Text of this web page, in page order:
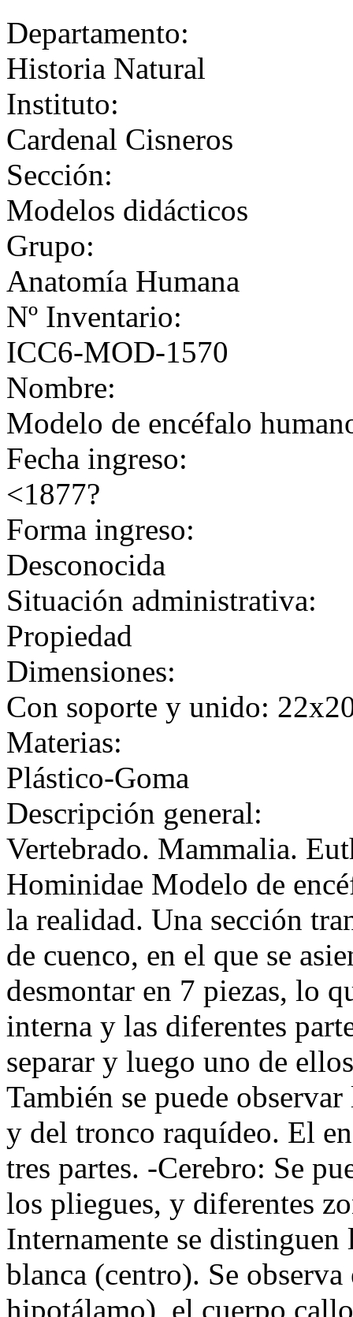
Departamento:
Historia Natural
Instituto:
Cardenal Cisneros
Sección:
Modelos didácticos
Grupo:
Anatomía Humana
Nº Inventario:
ICC6-MOD-1570
Nombre:
Modelo de encéfalo
Fecha ingreso:
<1877?
Forma ingreso:
Desconocida
Situación administrativa:
Propiedad
Dimensiones:
Con soporte y unido:
Materias:
Plástico-Goma
Descripción general:
Vertebrado. Mammalia.
Hominidae Modelo de
la realidad. Una sección
de cuenco, en el que se
desmontar en 7 piezas, lo
interna y las diferentes
separar y luego uno de
También se puede
y del tronco raquídeo. El
tres partes. -Cerebro: Se
los pliegues, y diferentes
Internamente se distinguen
blanca (centro). Se
hipotálamo), el cuerpo